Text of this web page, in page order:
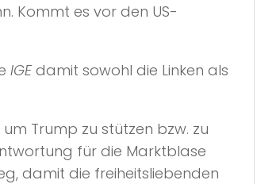
Kommt es vor den US-
IGEdamit sowohl die Linken als
Trump zu stützen bzw. zu
für die Marktblase
damit die freiheitsliebenden